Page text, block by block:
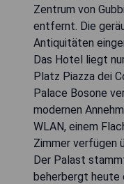
Zentrum von
entfernt. Die
Antiquitäten
Das Hotel liegt
Platz Piazza dei
Palace Bosone
modernen
WLAN, einem
Zimmer verfügen
Der Palast
beherbergt heute